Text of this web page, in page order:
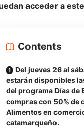
acceder a
Contents
Del jueves 26 al
estarán disponibles
del programa Días de
compras con 50% de
Alimentos en
catamarqueño.